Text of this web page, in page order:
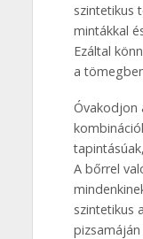
szintetikus
mintákkal
Ezáltal
a
Óvakodjon
A bőrrel
szintetikus